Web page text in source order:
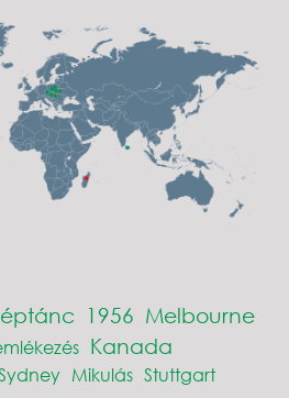
1956 Melbourne
Kanada
Mikulás Stuttgart